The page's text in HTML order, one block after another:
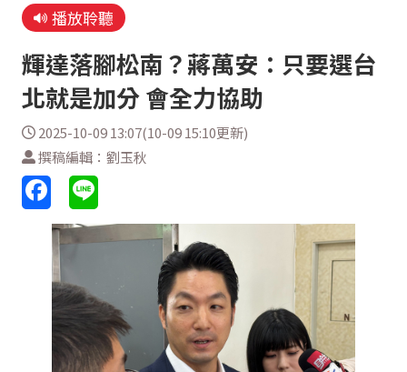
播放聆聽
輝達落腳松南？蔣萬安：只要選台
北就是加分 會全力協助
2025-10-09 13:07(10-09 15:10更新)
撰稿編輯：劉玉秋